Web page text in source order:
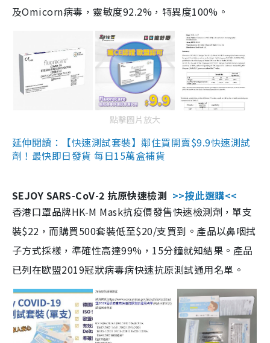
及Omicorn病毒，靈敏度92.2%，特異度100%。
點擊圖片放大
延伸閱讀：【快速測試套裝】鄰住買開賣$9.9快速測試
劑！最快即日發貨 每日15萬盒補貨
SEJOY SARS-CoV-2 抗原快速檢測 >>按此選購<<
香港口罩品牌HK-M Mask抗疫價發售快速檢測劑，單支
裝$22，而購買500套裝低至$20/支買到。產品以鼻咽拭
子方式採樣，準確性高達99%，15分鐘就知結果。產品
已列在歐盟2019冠狀病毒病快速抗原測試通用名單。